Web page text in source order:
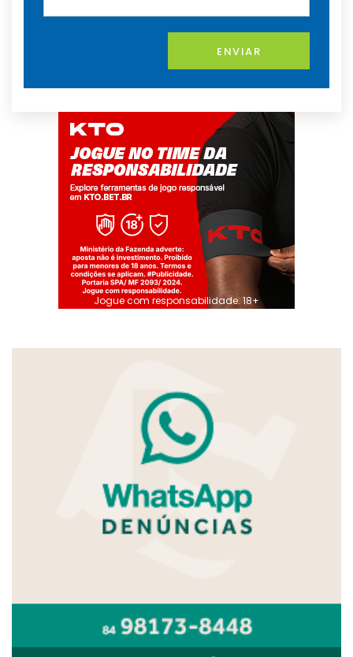
ENVIAR
Jogue com responsabilidade. 18+